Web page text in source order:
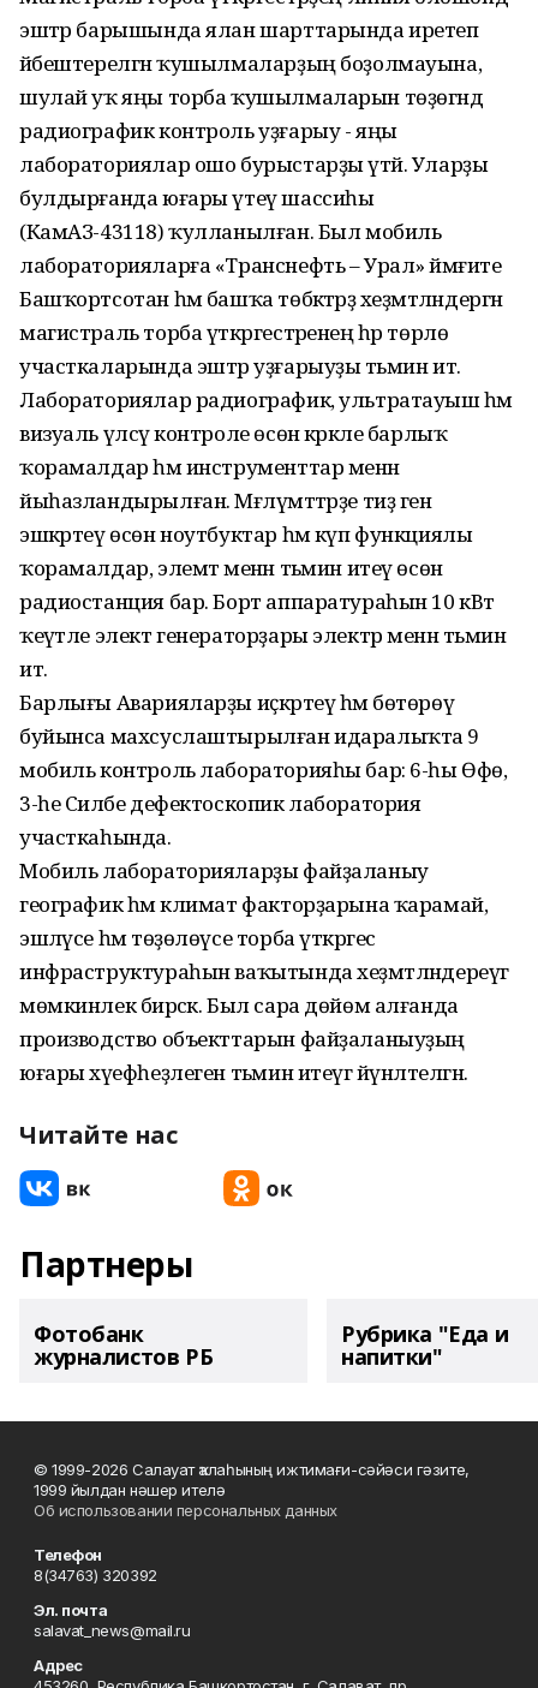
эштәр барышында ялан шарттарында иретеп
йәбештерелгән ҡушылмаларҙың боҙолмауына,
шулай уҡ яңы торба ҡушылмаларын төҙөгәндә
радиографик контроль уҙғарыу - яңы
лабораториялар ошо бурыстарҙы үтәй. Уларҙы
булдырғанда юғары үтеү шассиһы
(КамАЗ-43118) ҡулланылған. Был мобиль
лабораторияларға «Транснефть – Урал» йәмғиәте
Башҡортсотан һәм башҡа төбәктәрҙә хеҙмәтләндергән
магистраль торба үткәргестәренең һәр төрлө
участкаларында эштәр уҙғарыуҙы тәьмин итә.
Лабораториялар радиографик, ультратауыш һәм
визуаль үлсәү контроле өсөн кәрәкле барлыҡ
ҡорамалдар һәм инструменттар менән
йыһазландырылған. Мәғлүмәттәрҙе тиҙ генә
эшкәртеү өсөн ноутбуктар һәм күп функциялы
ҡорамалдар, элемтә менән тәьмин итеү өсөн
радиостанция бар. Борт аппаратураһын 10 кВт
ҡеүәтле элект генераторҙары электр менән тәьмин
итә.
Барлығы Аварияларҙы иҫкәртеү һәм бөтөрөү
буйынса махсуслаштырылған идаралыҡта 9
мобиль контроль лабораторияһы бар: 6-һы Өфө,
3-һе Силәбе дефектоскопик лаборатория
участкаһында.
Мобиль лабораторияларҙы файҙаланыу
географик һәм климат факторҙарына ҡарамай,
эшләүсе һәм төҙөлөүсе торба үткәргес
инфраструктураһын ваҡытында хеҙмәтләндереүгә
мөмкинлек бирәсәк. Был сара дөйөм алғанда
производство объекттарын файҙаланыуҙың
юғары хәүефһеҙлеген тәьмин итеүгә йүнәлтелгән.
Читайте нас
Партнеры
Фотобанк
журналистов РБ
Рубрика "Еда и
напитки"
© 1999-2026 Салауат ҡалаһының ижтимағи-сәйәси гәзите,
1999 йылдан нәшер ителә
Об использовании персональных данных
Телефон
8(34763) 320392
Эл. почта
salavat_news@mail.ru
Адрес